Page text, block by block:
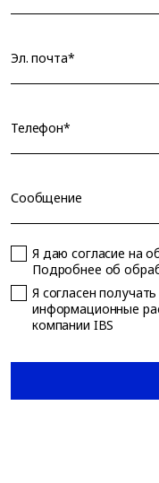
Эл. почта*
Телефон*
Сообщение
Я даю согласие на
Подробнее об
Я согласен
информационные
компании IBS